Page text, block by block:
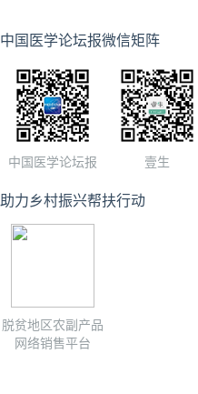
中国医学论坛报微信矩阵
中国医学论坛报 壹生
助力乡村振兴帮扶行动
脱贫地区农副产品
网络销售平台